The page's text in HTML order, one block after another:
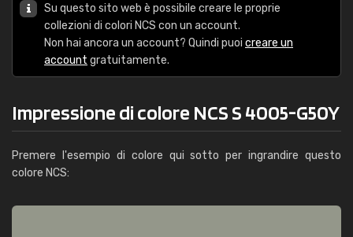
Su questo sito web è possibile creare le proprie
collezioni di colori NCS con un account.
Non hai ancora un account? Quindi puoi creare un
account gratuitamente.
Impressione di colore NCS S 4005-G50Y
Premere l'esempio di colore qui sotto per ingrandire questo
colore NCS: